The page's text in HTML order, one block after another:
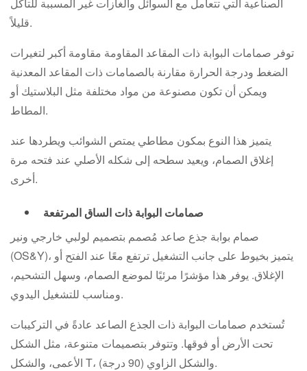
قليلاً.
توفر صمامات البوابة ذات المقاعد المقاومة مقاومة أكبر لتغيرات
الضغط ودرجة الحرارة مقارنة بالصمامات ذات المقاعد المعدنية
ويمكن أن تكون مصنوعة من مواد مختلفة مثل البلاستيك أو
المطاط.
يتميز هذا النوع بمكون مطاطي يمتص الشوائب ويطردها عند
إغلاق الصمام، ويعيد سطحه إلى شكله الأصلي عند فتحه مرة
أخرى.
صمامات البوابة ذات الساق المرتفعة
صمام بوابة جذع صاعد مُصمم بتصميم لولبي خارجي ونير
(OS&Y)، يتميز بخيوط على جانب التشغيل ترتفع معًا عند الفتح أو
الإغلاق. يوفر هذا مؤشرًا مرئيًا لموضع الصمام، وسهل التشحيم،
ومناسب للتشغيل اليدوي.
تُستخدم صمامات البوابة ذات الجذع الصاعد عادةً في التركيبات
تحت الأرض أو فوقها. وتتوفر بتصميمات متنوعة، مثل الشكل
الأعمى، والشكل T، والشكل الزاوي (90 درجة).